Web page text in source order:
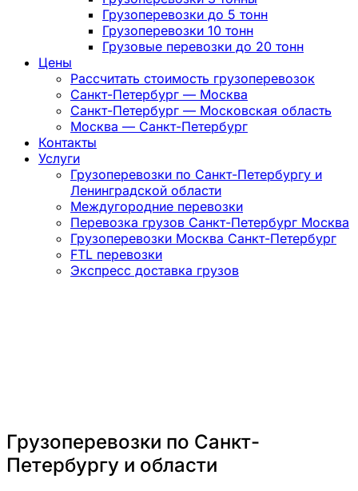
Грузоперевозки до 5 тонн
Грузоперевозки 10 тонн
Грузовые перевозки до 20 тонн
Цены
Рассчитать стоимость грузоперевозок
Санкт-Петербург — Москва
Санкт-Петербург — Московская область
Москва — Санкт-Петербург
Контакты
Услуги
Грузоперевозки по Санкт-Петербургу и
Ленинградской области
Междугородние перевозки
Перевозка грузов Санкт-Петербург Москва
Грузоперевозки Москва Санкт-Петербург
FTL перевозки
Экспресс доставка грузов
Грузоперевозки по Санкт-
Петербургу и области